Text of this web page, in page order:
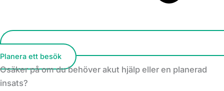
Planera ett besök
Osäker på om du behöver akut hjälp eller en planerad
insats?